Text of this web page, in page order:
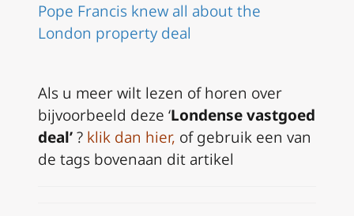
Pope Francis knew all about the
London property deal
Als u meer wilt lezen of horen over
bijvoorbeeld deze ‘Londense vastgoed
deal’? klik dan hier, of gebruik een van
de tags bovenaan dit artikel